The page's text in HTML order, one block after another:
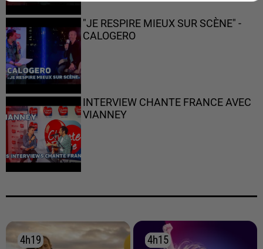
"JE RESPIRE MIEUX SUR SCÈNE" -
CALOGERO
INTERVIEW CHANTE FRANCE AVEC
VIANNEY
4h19
4h19 4h15
4h15